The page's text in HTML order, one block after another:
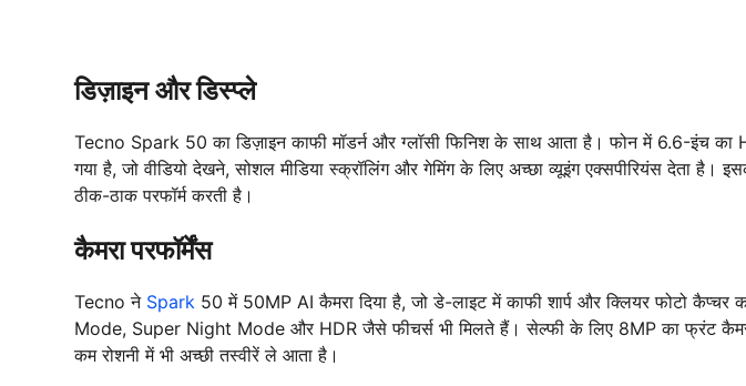
डिज़ाइन और डिस्प्ले
Tecno Spark 50 का डिज़ाइन काफी मॉडर्न और ग्लॉसी फिनिश के साथ आता है। फोन में 6.6-इंच का
गया है, जो वीडियो देखने, सोशल मीडिया स्क्रॉलिंग और गेमिंग के लिए अच्छा व्यूइंग एक्सपीरियंस देता है।
ठीक-ठाक परफॉर्म करती है।
कैमरा परफॉर्मेंस
Tecno ने Spark 50 में 50MP AI कैमरा दिया है, जो डे-लाइट में काफी शार्प और क्लियर फोटो
Mode, Super Night Mode और HDR जैसे फीचर्स भी मिलते हैं। सेल्फी के लिए 8MP का फ्रंट
कम रोशनी में भी अच्छी तस्वीरें ले आता है।